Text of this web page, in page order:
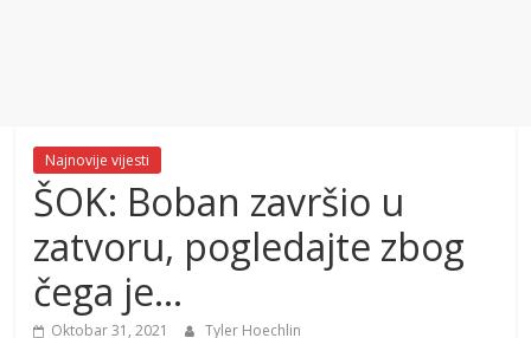
Najnovije vijesti
ŠOK: Boban završio u
zatvoru, pogledajte zbog
čega je…
Oktobar 31, 2021 Tyler Hoechlin